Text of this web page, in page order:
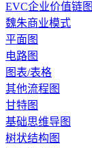
EVC企业价值链图
魏朱商业模式
平面图
电路图
图表/表格
其他流程图
甘特图
基础思维导图
树状结构图